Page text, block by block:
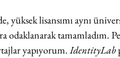
yüksek lisansımı aynı
tamamladım.
yapıyorum. IdentityLab